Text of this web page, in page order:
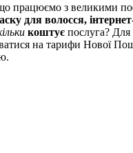
працюємо з великими
для волосся,
коштує послуга? Для
на тарифи